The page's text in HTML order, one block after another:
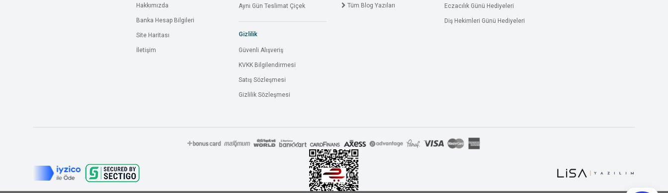
Hakkımızda
Banka Hesap Bilgileri
Site Haritası
İletişim
Aynı Gün Teslimat Çiçek
Gizlilik
Güvenli Alışveriş
KVKK Bilgilendirmesi
Satış Sözleşmesi
Gizlilik Sözleşmesi
Tüm Blog Yazıları Eczacılık Günü Hediyeleri
Diş Hekimleri Günü Hediyeleri